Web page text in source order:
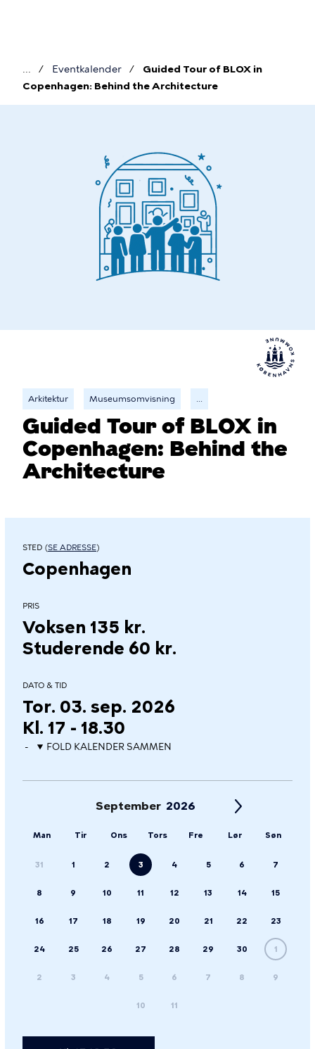
Brødkrumme
Eventkalender
Guided Tour of BLOX in
Copenhagen: Behind the Architecture
Arkitektur Museumsomvisning ...
Guided Tour of BLOX in
Copenhagen: Behind the
Architecture
STED (SE ADRESSE)
Copenhagen
PRIS
Voksen 135 kr.
Studerende 60 kr.
DATO & TID
Tor. 03. sep. 2026
Kl. 17 - 18.30
FOLD KALENDER SAMMEN
September
Man Tir Ons Tors Fre Lør Søn
31 1 2 3 4 5 6 7
8 9 10 11 12 13 14 15
16 17 18 19 20 21 22 23
24 25 26 27 28 29 30 1
2 3 4 5 6 7 8 9
10 11